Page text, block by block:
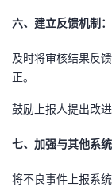
六、 建立反馈机制：
及时将审核结果反
正。
鼓励上报人提出改
七、 加强与其他系统
将不良事件上报系